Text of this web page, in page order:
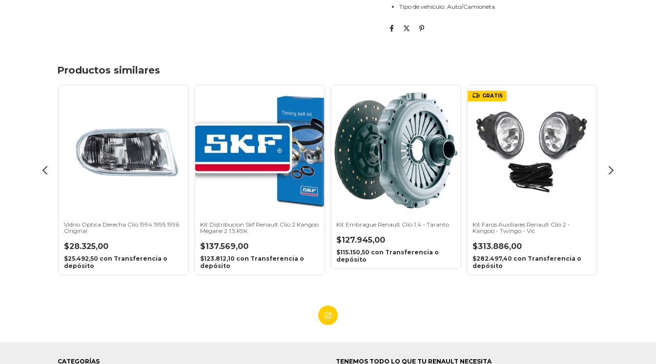
Tipo de vehículo: Auto/Camioneta
Productos similares
Vidrio Optica Derecha Clio 1994 1995 1996
Original
$28.325,00
$25.492,50 con Transferencia o
depósito
Kit Distribucion Skf Renault Clio 2 Kangoo
Megane 2 1.5 K9k
$137.569,00
$123.812,10 con Transferencia o
depósito
Kit Embrague Renault Clio 1.4 - Taranto
$127.945,00
$115.150,50 con Transferencia o
depósito
GRATIS
Kit Faros Auxiliares Renault Clio 2 -
Kangoo - Twingo - Vic
$313.886,00
$282.497,40 con Transferencia o
depósito
CATEGORÍAS TENEMOS TODO LO QUE TU RENAULT NECESITA